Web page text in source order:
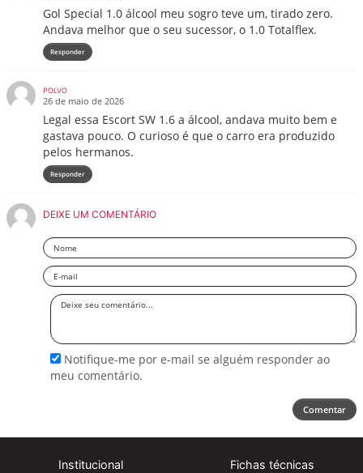
Gol Special 1.0 álcool meu sogro teve um, tirado zero.
Andava melhor que o seu sucessor, o 1.0 Totalflex.
Responder
POLVO
26 de maio de 2026
Legal essa Escort SW 1.6 a álcool, andava muito bem e
gastava pouco. O curioso é que o carro era produzido
pelos hermanos.
Responder
DEIXE UM COMENTÁRIO
Nome
Email
Deixe
Notifique-me por e-mail se alguém responder ao
meu comentário.
Comentar
Institucional Fichas técnicas